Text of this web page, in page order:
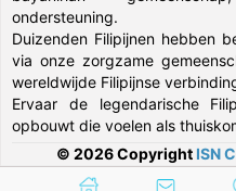
ondersteuning.
Duizenden Filipijnen hebben
via onze zorgzame
wereldwijde Filipijnse
Ervaar de legendarische
opbouwt die voelen als
© 2026 Copyright ISN